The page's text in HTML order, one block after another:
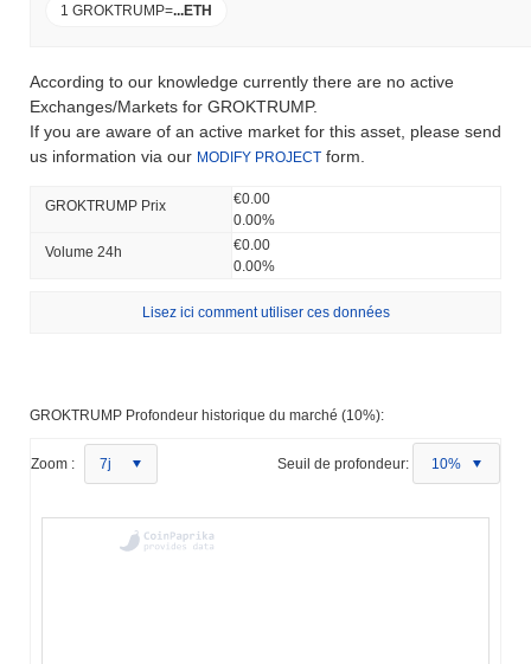
1 GROKTRUMP=...ETH
According to our knowledge currently there are no active
Exchanges/Markets for GROKTRUMP.
If you are aware of an active market for this asset, please send
us information via our MODIFY PROJECT form.
GROKTRUMP Prix ​​
€0.00
0.00%
Volume 24h
€0.00
0.00%
Lisez ici comment utiliser ces données
GROKTRUMP Profondeur historique du marché (10%):
Zoom : 7j Seuil de profondeur: 10%